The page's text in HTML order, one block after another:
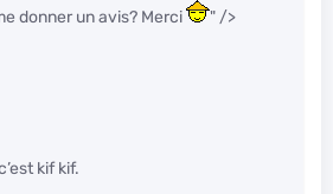
donner un avis? Merci
" />
kif kif.